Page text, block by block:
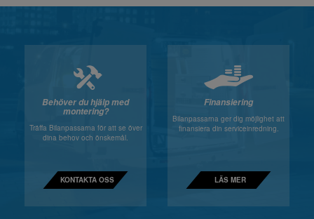
Behöver du hjälp med
montering?
Träffa Bilanpassarna för att se över
dina behov och önskemål.
KONTAKTA OSS
Finansiering
Bilanpassarna ger dig möjlighet att
finansiera din serviceinredning.
LÄS MER